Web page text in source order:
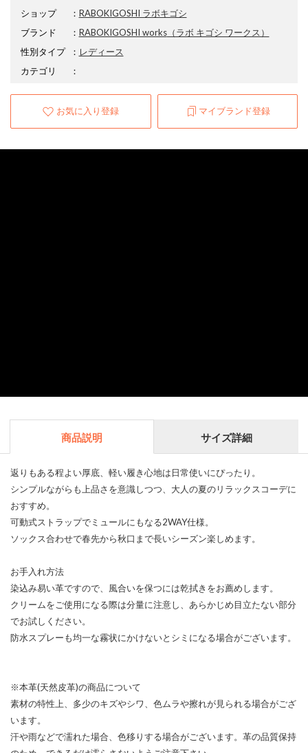
ショップ ： RABOKIGOSHI ラボキゴシ
ブランド
： RABOKIGOSHI works（ラボ キゴシ ワークス）
性別タイプ
： レディース
カテゴリ
：
お気に入り登録 マイブランド登録
商品説明 サイズ詳細
返りもある程よい厚底、軽い履き心地は日常使いにぴったり。
シンプルながらも上品さを意識しつつ、大人の夏のリラックスコーデに
おすすめ。
可動式ストラップでミュールにもなる2WAY仕様。
ソックス合わせで春先から秋口まで長いシーズン楽しめます。
お手入れ方法
染込み易い革ですので、風合いを保つには乾拭きをお薦めします。
クリームをご使用になる際は分量に注意し、あらかじめ目立たない部分
でお試しください。
防水スプレーも均一な霧状にかけないとシミになる場合がございます。
※本革(天然皮革)の商品について
素材の特性上、多少のキズやシワ、色ムラや擦れが見られる場合がござ
います。
汗や雨などで濡れた場合、色移りする場合がございます。革の品質保持